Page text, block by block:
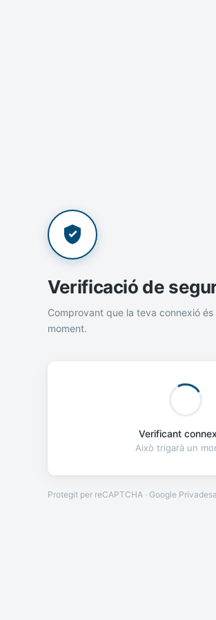
Verificació de
Comprovant que la teva connexió és
moment.
Verificant
Això trigarà un
Protegit per reCAPTCHA · Google Privadesa